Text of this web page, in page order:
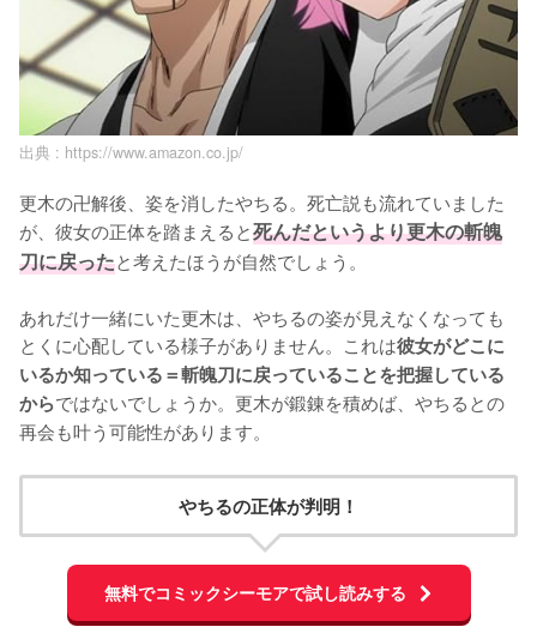
出典 : https://www.amazon.co.jp/
更木の卍解後、姿を消したやちる。死亡説も流れていました
が、彼女の正体を踏まえると死んだというより更木の斬魄
刀に戻ったと考えたほうが自然でしょう。
あれだけ一緒にいた更木は、やちるの姿が見えなくなっても
とくに心配している様子がありません。これは彼女がどこに
いるか知っている＝斬魄刀に戻っていることを把握している
からではないでしょうか。更木が鍛錬を積めば、やちるとの
再会も叶う可能性があります。
やちるの正体が判明！
無料でコミックシーモアで試し読みする